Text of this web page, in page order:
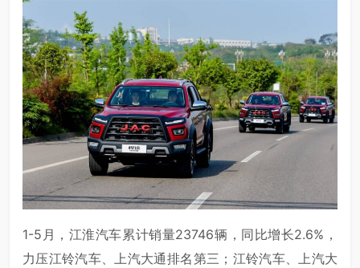
1-5月，江淮汽车累计销量23746辆，同比增长2.6%，
力压江铃汽车、上汽大通排名第三；江铃汽车、上汽大